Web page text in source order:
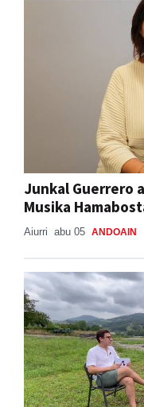
Junkal Guerrero
Musika
Aiurri abu 05 ANDOAIN